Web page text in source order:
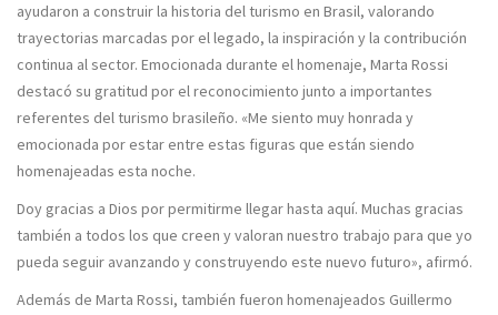
ayudaron a construir la historia del turismo en Brasil, valorando
trayectorias marcadas por el legado, la inspiración y la contribución
continua al sector. Emocionada durante el homenaje, Marta Rossi
destacó su gratitud por el reconocimiento junto a importantes
referentes del turismo brasileño. «Me siento muy honrada y
emocionada por estar entre estas figuras que están siendo
homenajeadas esta noche.
Doy gracias a Dios por permitirme llegar hasta aquí. Muchas gracias
también a todos los que creen y valoran nuestro trabajo para que yo
pueda seguir avanzando y construyendo este nuevo futuro», afirmó.
Además de Marta Rossi, también fueron homenajeados Guillermo